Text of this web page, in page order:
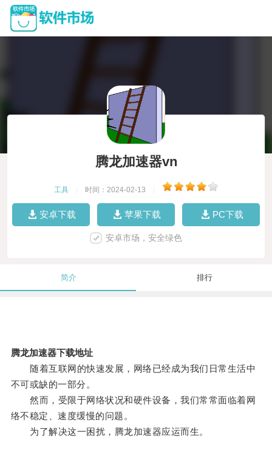
腾龙加速器vn
工具 时间：2024-02-13
安卓下载 苹果下载 PC下载
安卓市场，安全绿色
简介 排行
腾龙加速器下载地址
随着互联网的快速发展，网络已经成为我们日常生活中
不可或缺的一部分。
然而，受限于网络状况和硬件设备，我们常常面临着网
络不稳定、速度缓慢的问题。
为了解决这一困扰，腾龙加速器应运而生。